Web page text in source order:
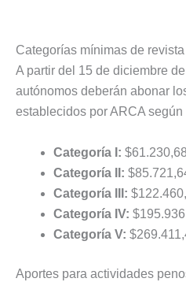
Categorías mínimas de
A partir del 15 de diciembre
autónomos deberán abonar
establecidos por ARCA según
Categoría I:
Categoría II:
Categoría III:
Categoría IV:
Categoría V:
Aportes para actividades